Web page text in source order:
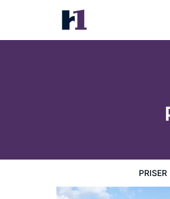
PRISER
Radisson Collection
Priser